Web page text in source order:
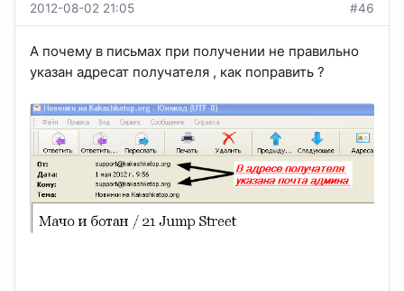
2012-08-02 21:05 #46
А почему в письмах при получении не правильно
указан адресат получателя , как поправить ?